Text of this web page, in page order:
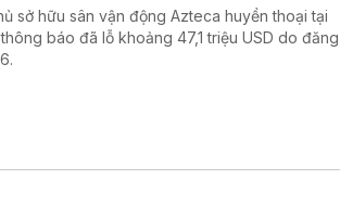
sở hữu sân vận động Azteca huyền thoại tại
báo đã lỗ khoảng 47,1 triệu USD do đăng